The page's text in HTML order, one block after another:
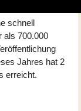
schnell
als 700.000
Jahres hat 2
erreicht.